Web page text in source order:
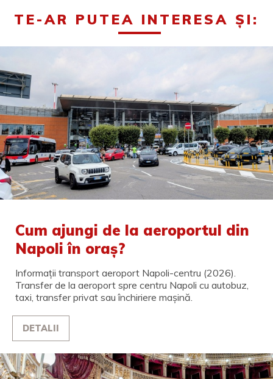
TE-AR PUTEA INTERESA ȘI:
Cum ajungi de la aeroportul din
Napoli în oraș?
Informații transport aeroport Napoli-centru (2026).
Transfer de la aeroport spre centru Napoli cu autobuz,
taxi, transfer privat sau închiriere mașină.
DETALII